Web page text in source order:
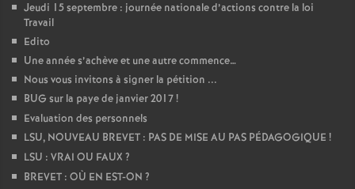
Jeudi 15 septembre : journée nationale d’actions contre la loi
Travail
Edito
Une année s’achève et une autre commence…
Nous vous invitons à signer la pétition ...
BUG sur la paye de janvier 2017!
Evaluation des personnels
LSU, NOUVEAU BREVET : PAS DE MISE AU PAS PÉDAGOGIQUE !
LSU : VRAI OU FAUX ?
BREVET : OÙ EN EST-ON ?